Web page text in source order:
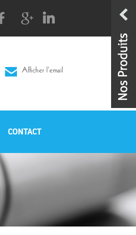
G+ Linkedin
Afficher l'email
CONTACT